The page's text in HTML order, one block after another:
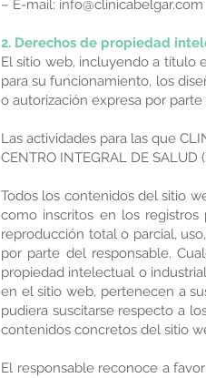
– E-mail: info@clinicabelgar.com
2. Derechos de propiedad
El sitio web, incluyendo a título
para su funcionamiento, los
o autorización expresa por parte
Las actividades para las que
CENTRO INTEGRAL DE SALUD
Todos los contenidos del sitio
como inscritos en los
reproducción total o parcial,
por parte del responsable.
propiedad intelectual o
en el sitio web, pertenecen a
pudiera suscitarse respecto a
contenidos concretos del sitio
El responsable reconoce a